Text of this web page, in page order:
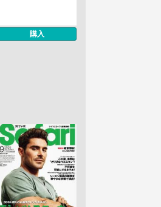
購入